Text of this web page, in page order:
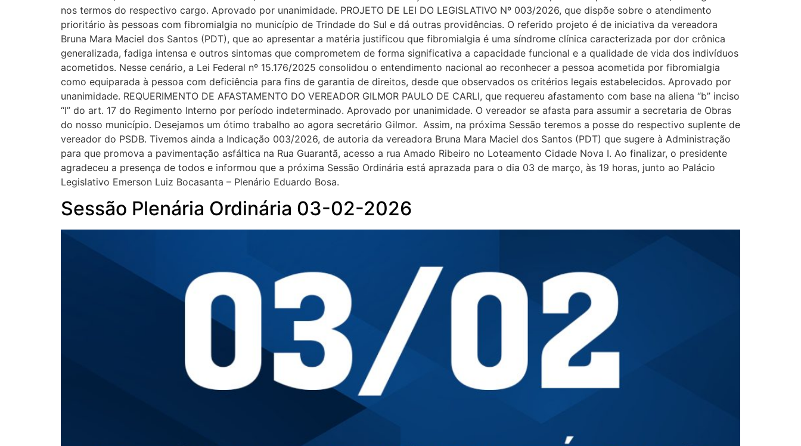
nos termos do respectivo cargo. Aprovado por unanimidade. PROJETO DE LEI DO LEGISLATIVO Nº 003/2026, que dispõe sobre o atendimento
prioritário às pessoas com fibromialgia no município de Trindade do Sul e dá outras providências. O referido projeto é de iniciativa da vereadora
Bruna Mara Maciel dos Santos (PDT), que ao apresentar a matéria justificou que fibromialgia é uma síndrome clínica caracterizada por dor crônica
generalizada, fadiga intensa e outros sintomas que comprometem de forma significativa a capacidade funcional e a qualidade de vida dos indivíduos
acometidos. Nesse cenário, a Lei Federal nº 15.176/2025 consolidou o entendimento nacional ao reconhecer a pessoa acometida por fibromialgia
como equiparada à pessoa com deficiência para fins de garantia de direitos, desde que observados os critérios legais estabelecidos. Aprovado por
unanimidade. REQUERIMENTO DE AFASTAMENTO DO VEREADOR GILMOR PAULO DE CARLI, que requereu afastamento com base na aliena “b” inciso
“I” do art. 17 do Regimento Interno por período indeterminado. Aprovado por unanimidade. O vereador se afasta para assumir a secretaria de Obras
do nosso município. Desejamos um ótimo trabalho ao agora secretário Gilmor. Assim, na próxima Sessão teremos a posse do respectivo suplente de
vereador do PSDB. Tivemos ainda a Indicação 003/2026, de autoria da vereadora Bruna Mara Maciel dos Santos (PDT) que sugere à Administração
para que promova a pavimentação asfáltica na Rua Guarantã, acesso a rua Amado Ribeiro no Loteamento Cidade Nova I. Ao finalizar, o presidente
agradeceu a presença de todos e informou que a próxima Sessão Ordinária está aprazada para o dia 03 de março, às 19 horas, junto ao Palácio
Legislativo Emerson Luiz Bocasanta – Plenário Eduardo Bosa.
Sessão Plenária Ordinária 03-02-2026